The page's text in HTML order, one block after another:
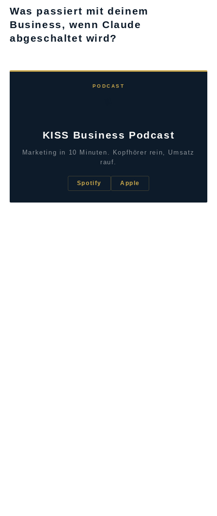
Was passiert mit deinem
Business, wenn Claude
abgeschaltet wird?
PODCAST
KISS Business Podcast
Marketing in 10 Minuten. Kopfhörer rein, Umsatz
rauf.
Spotify Apple